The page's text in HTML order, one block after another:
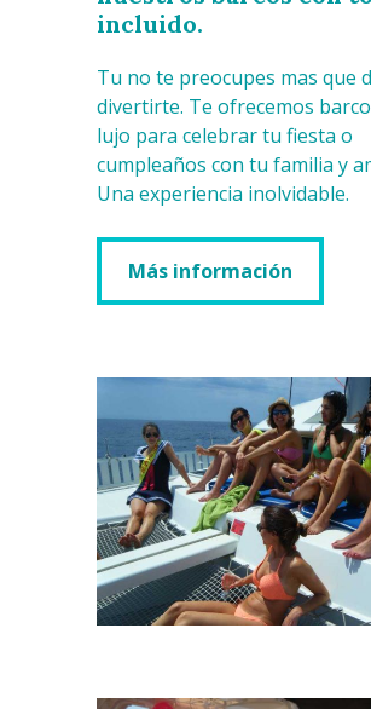
incluido.
Tu no te preocupes mas que
divertirte. Te ofrecemos
lujo para celebrar tu fiesta o
cumpleaños con tu familia y
Una experiencia inolvidable.
Más información